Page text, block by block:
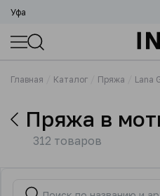
Уфа
Главная Каталог Пряжа Lana
Пряжа в
312 товаров